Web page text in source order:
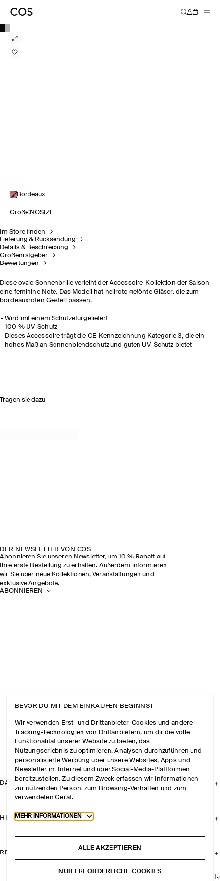
Bordeaux
Größe:NOSIZE
Im Store finden
Lieferung & Rücksendung
Details & Beschreibung
Größenratgeber
Bewertungen
Diese ovale Sonnenbrille verleiht der Accessoire-Kollektion der Saison
eine feminine Note. Das Modell hat hellrote getönte Gläser, die zum
bordeauxroten Gestell passen.
Wird mit einem Schutzetui geliefert
100 % UV-Schutz
Dieses Accessoire trägt die CE-Kennzeichnung Kategorie 3, die ein
hohes Maß an Sonnenblendschutz und guten UV-Schutz bietet
Tragen sie dazu
+1
DER NEWSLETTER VON COS
Abonnieren Sie unseren Newsletter, um 10 % Rabatt auf
Ihre erste Bestellung zu erhalten. Außerdem informieren
wir Sie über neue Kollektionen, Veranstaltungen und
exklusive Angebote.
ABONNIEREN
DAS UNTERNEHMEN
HILFE
RECHTLICHES
BEVOR DU MIT DEM EINKAUFEN BEGINNST
Wir verwenden Erst- und Drittanbieter-Cookies und andere
Tracking-Technologien von Drittanbietern, um dir die volle
Funktionalität unserer Website zu bieten, das
Nutzungserlebnis zu optimieren, Analysen durchzuführen und
personalisierte Werbung über unsere Websites, Apps und
Newsletter im Internet und über Social-Media-Plattformen
bereitzustellen. Zu diesem Zweck erfassen wir Informationen
zur nutzenden Person, zum Browsing-Verhalten und zum
verwendeten Gerät.
Toggle more cookie information
MEHR INFORMATIONEN
ALLE AKZEPTIEREN
NUR ERFORDERLICHE COOKIES